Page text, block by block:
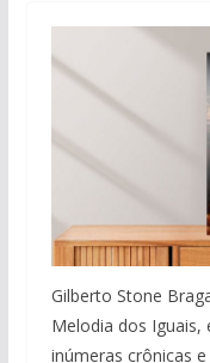
Gilberto Stone
Melodia dos Iguais,
inúmeras crônicas